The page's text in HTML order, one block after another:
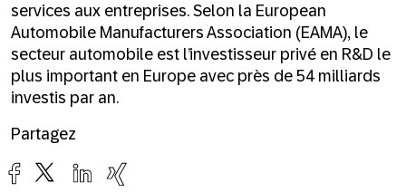
services aux entreprises. Selon la European
Automobile Manufacturers Association (EAMA), le
secteur automobile est l’investisseur privé en R&D le
plus important en Europe avec près de 54 milliards
investis par an.
Partagez